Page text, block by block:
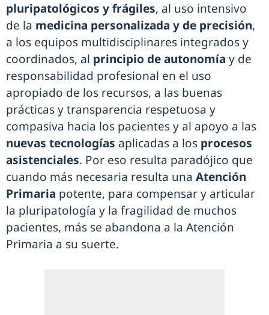
pluripatológicos y frágiles, al uso intensivo
de la medicina personalizada y de precisión,
a los equipos multidisciplinares integrados y
coordinados, al principio de autonomía y de
responsabilidad profesional en el uso
apropiado de los recursos, a las buenas
prácticas y transparencia respetuosa y
compasiva hacia los pacientes y al apoyo a las
nuevas tecnologías aplicadas a los procesos
asistenciales. Por eso resulta paradójico que
cuando más necesaria resulta una Atención
Primaria potente, para compensar y articular
la pluripatología y la fragilidad de muchos
pacientes, más se abandona a la Atención
Primaria a su suerte.